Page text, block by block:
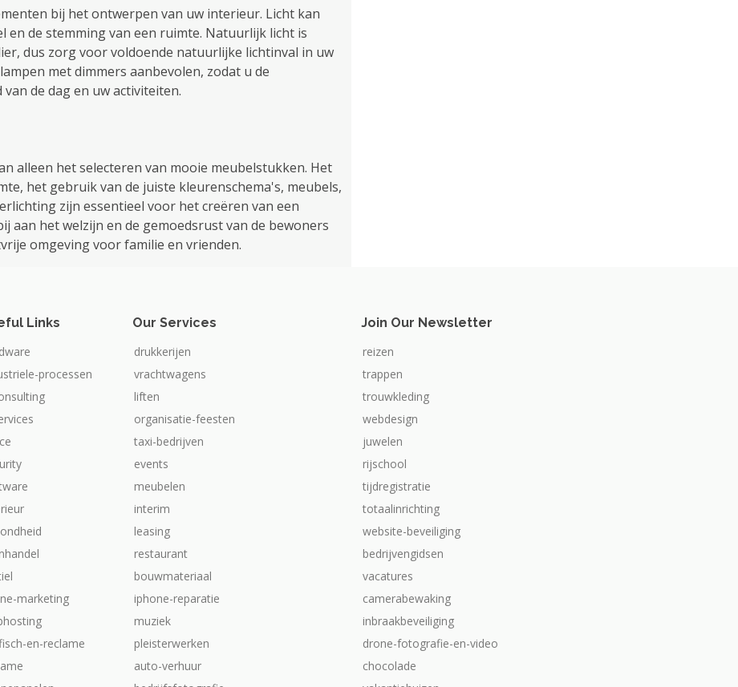
bij het ontwerpen van uw interieur. Licht kan
en de stemming van een ruimte. Natuurlijk licht is
dus zorg voor voldoende natuurlijke lichtinval in uw
met dimmers aanbevolen, zodat u de
de dag en uw activiteiten.
alleen het selecteren van mooie meubelstukken. Het
het gebruik van de juiste kleurenschema's, meubels,
zijn essentieel voor het creëren van een
aan het welzijn en de gemoedsrust van de bewoners
omgeving voor familie en vrienden.
Links
processen
marketing
en-reclame
Our Services
drukkerijen
vrachtwagens
liften
organisatie-feesten
taxi-bedrijven
events
meubelen
interim
leasing
restaurant
bouwmateriaal
iphone-reparatie
muziek
pleisterwerken
auto-verhuur
Join Our Newsletter
reizen
trappen
trouwkleding
webdesign
juwelen
rijschool
tijdregistratie
totaalinrichting
website-beveiliging
bedrijvengidsen
vacatures
camerabewaking
inbraakbeveiliging
drone-fotografie-en-video
chocolade